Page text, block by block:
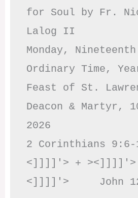
for Soul by Fr.
Lalog II
Monday,
Ordinary Time,
Feast of St.
Deacon & Martyr,
2026
2 Corinthians
<]]]]'> + ><]]]]'>
<]]]]'>     John